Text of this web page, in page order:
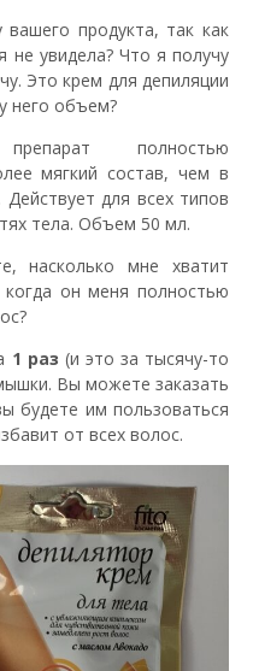
продукта, так как
не увидела? Что я получу
Это крем для депиляции
него объем?
полностью
мягкий состав, чем в
для всех типов
тела. Объем 50 мл.
насколько мне хватит
он меня полностью
1 раз (и это за тысячу-то
Вы можете заказать
будете им пользоваться
от всех волос.